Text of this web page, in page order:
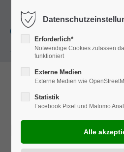
+49
(0)251 322 631
- 0
Eurocargo
Erforderlich*
Notwendige Cookies zulassen
funktioniert
Externe Medien
Externe Medien wie
Statistik
Facebook Pixel und Matomo